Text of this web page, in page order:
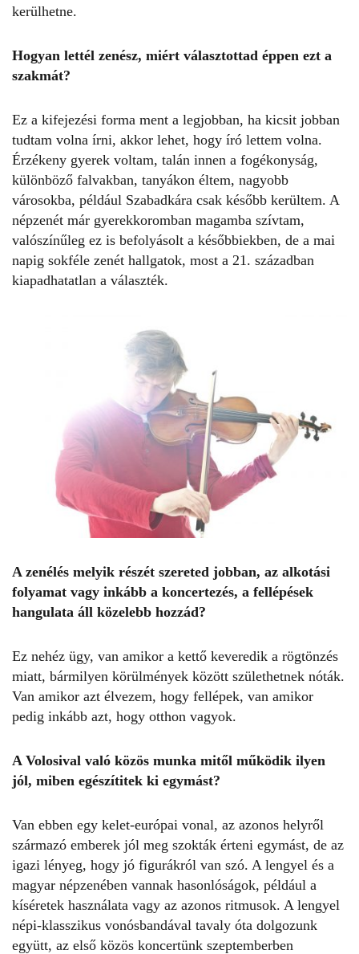
kerülhetne.
Hogyan lettél zenész, miért választottad éppen ezt a
szakmát?
Ez a kifejezési forma ment a legjobban, ha kicsit jobban
tudtam volna írni, akkor lehet, hogy író lettem volna.
Érzékeny gyerek voltam, talán innen a fogékonyság,
különböző falvakban, tanyákon éltem, nagyobb
városokba, például Szabadkára csak később kerültem. A
népzenét már gyerekkoromban magamba szívtam,
valószínűleg ez is befolyásolt a későbbiekben, de a mai
napig sokféle zenét hallgatok, most a 21. században
kiapadhatatlan a választék.
A zenélés melyik részét szereted jobban, az alkotási
folyamat vagy inkább a koncertezés, a fellépések
hangulata áll közelebb hozzád?
Ez nehéz ügy, van amikor a kettő keveredik a rögtönzés
miatt, bármilyen körülmények között születhetnek nóták.
Van amikor azt élvezem, hogy fellépek, van amikor
pedig inkább azt, hogy otthon vagyok.
A Volosival való közös munka mitől működik ilyen
jól, miben egészítitek ki egymást?
Van ebben egy kelet-európai vonal, az azonos helyről
származó emberek jól meg szokták érteni egymást, de az
igazi lényeg, hogy jó figurákról van szó. A lengyel és a
magyar népzenében vannak hasonlóságok, például a
kíséretek használata vagy az azonos ritmusok. A lengyel
népi-klasszikus vonósbandával tavaly óta dolgozunk
együtt, az első közös koncertünk szeptemberben